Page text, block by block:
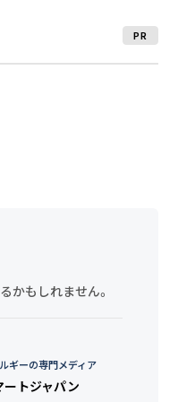
PR
かもしれません。
ギーの専門メディア
ートジャパン